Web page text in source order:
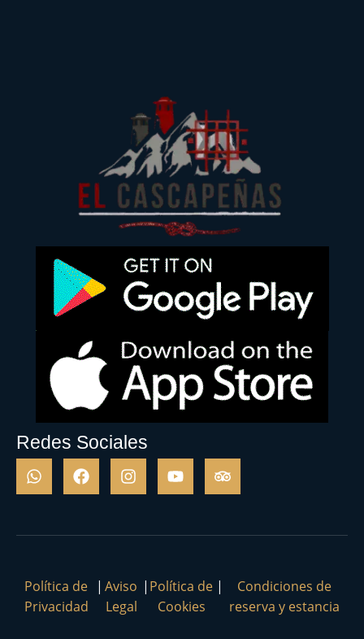
Redes Sociales
Política de
Privacidad
| Aviso
Legal
| Política de
Cookies
|
Condiciones de
reserva y estancia